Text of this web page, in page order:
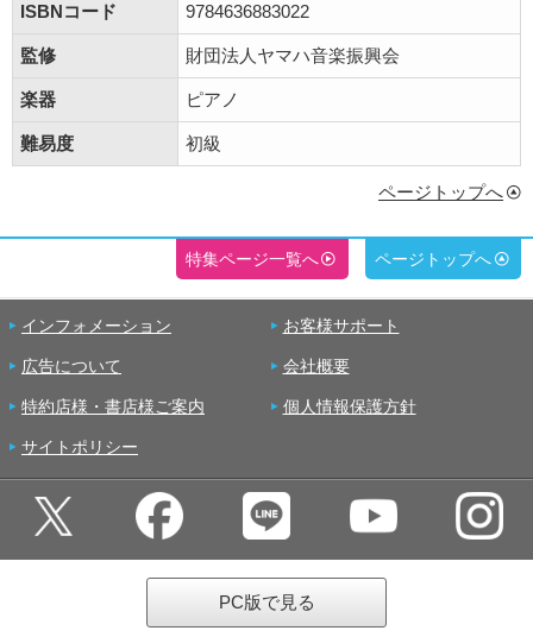
ISBNコード 9784636883022
監修 財団法人ヤマハ音楽振興会
楽器 ピアノ
難易度 初級
ページトップへ
特集ページ一覧へ ページトップへ
インフォメーション お客様サポート
広告について 会社概要
特約店様・書店様ご案内 個人情報保護方針
サイトポリシー
PC版で見る